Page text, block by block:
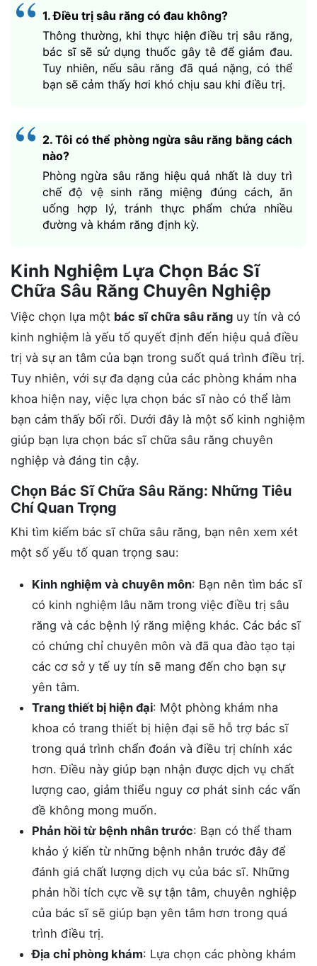
1. Điều trị sâu răng có đau không?
Thông thường, khi thực hiện điều trị sâu răng,
bác sĩ sẽ sử dụng thuốc gây tê để giảm đau.
Tuy nhiên, nếu sâu răng đã quá nặng, có thể
bạn sẽ cảm thấy hơi khó chịu sau khi điều trị.
2. Tôi có thể phòng ngừa sâu răng bằng cách
nào?
Phòng ngừa sâu răng hiệu quả nhất là duy trì
chế độ vệ sinh răng miệng đúng cách, ăn
uống hợp lý, tránh thực phẩm chứa nhiều
đường và khám răng định kỳ.
Kinh Nghiệm Lựa Chọn Bác Sĩ
Chữa Sâu Răng Chuyên Nghiệp
Việc chọn lựa một bác sĩ chữa sâu răng uy tín và có
kinh nghiệm là yếu tố quyết định đến hiệu quả điều
trị và sự an tâm của bạn trong suốt quá trình điều trị.
Tuy nhiên, với sự đa dạng của các phòng khám nha
khoa hiện nay, việc lựa chọn bác sĩ nào có thể làm
bạn cảm thấy bối rối. Dưới đây là một số kinh nghiệm
giúp bạn lựa chọn bác sĩ chữa sâu răng chuyên
nghiệp và đáng tin cậy.
Chọn Bác Sĩ Chữa Sâu Răng: Những Tiêu
Chí Quan Trọng
Khi tìm kiếm bác sĩ chữa sâu răng, bạn nên xem xét
một số yếu tố quan trọng sau:
Kinh nghiệm và chuyên môn: Bạn nên tìm bác sĩ
có kinh nghiệm lâu năm trong việc điều trị sâu
răng và các bệnh lý răng miệng khác. Các bác sĩ
có chứng chỉ chuyên môn và đã qua đào tạo tại
các cơ sở y tế uy tín sẽ mang đến cho bạn sự
yên tâm.
Trang thiết bị hiện đại: Một phòng khám nha
khoa có trang thiết bị hiện đại sẽ hỗ trợ bác sĩ
trong quá trình chẩn đoán và điều trị chính xác
hơn. Điều này giúp bạn nhận được dịch vụ chất
lượng cao, giảm thiểu nguy cơ phát sinh các vấn
đề không mong muốn.
Phản hồi từ bệnh nhân trước: Bạn có thể tham
khảo ý kiến từ những bệnh nhân trước đây để
đánh giá chất lượng dịch vụ của bác sĩ. Những
phản hồi tích cực về sự tận tâm, chuyên nghiệp
của bác sĩ sẽ giúp bạn yên tâm hơn trong quá
trình điều trị.
Địa chỉ phòng khám: Lựa chọn các phòng khám